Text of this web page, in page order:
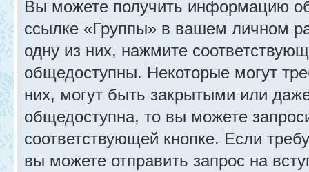
Вы можете получить информацию
ссылке «Группы» в вашем личном
одну из них, нажмите
общедоступны. Некоторые могут
них, могут быть закрытыми или
общедоступна, то вы можете
соответствующей кнопке. Если
вы можете отправить запрос на